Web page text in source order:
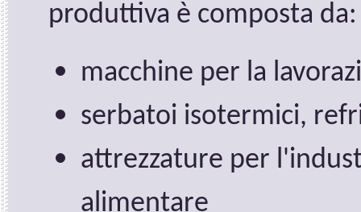
produttiva è composta da:
macchine per la
serbatoi isotermici,
attrezzature per
alimentare